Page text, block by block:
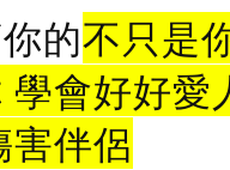
的不只是
會好好愛
伴侶